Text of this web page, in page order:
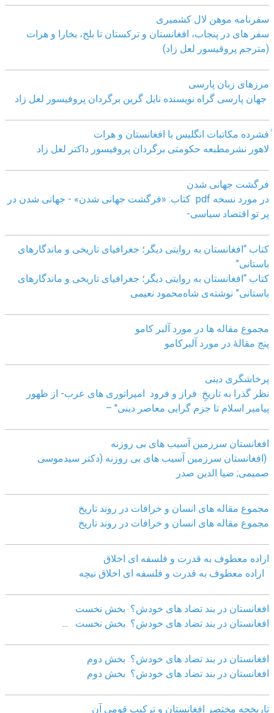
سفرنامه موهن لال کشمیری
سفر های در پنجاب، افغانستان و ترکستان تا بلخ، بخارا و هرات
(مترجم پروقیسور لعل زاد)
مرزهای زبان پارسی
جهان پارسی گراه نویسنده نایل گرین برگردان پروفیسور لعل زاد
ٰفشرده مکاتبات انگلیس با افغانستان و هرات
لاهور نشرمطبعه حکومتی برگردان پروفیسور داکتر لعل زاد
فرگشت جهانی شدن
در مورد نسخه pdf کتاب: «فرگشت جهانی شدن» - جهانی شدن در
پر تو اقتصاد سیاسی-
کتاب “افغانستان به روایتی دیگر؛ جغرافیای تاریخی و ماندگارهای
باستانی”
کتاب “افغانستان به روایتی دیگر؛ جغرافیای تاریخی و ماندگارهای
باستانی” نوشته‌ی شاه‌محمود نعیمی
مجموع مقاله ها در مورد آلبر کامو
پنج مقالهٔ در مورد آلبرکامو
پرخاشگری دینی
نظر گذرا به تاریخِ فراز و فرود امپراتوری های عرب- از ظهور
پیامبر اسلام تا جزم گرایی معاصر دینی" –
افغانستان سرزمین آسیب های بی روزنه
(افغانستان سرزمین آسیب های بی روزنه (دکتر سیدموسی
صمیمی; ضیا الدین صدر
مجموع مقاله های انسان و خرافات در روند تاریخ
مجموع مقاله های انسان و خرافات در روند تاریخ
اراده معطوف به قدرت و فلسفه ای اخلاق
اراده معطوف به قدرت و فلسفه ای اخلاق نیچه
افغانستان در بند تضاد های خودش؟ بخش نخست
افغانستان در بند تضاد های خودش؟ بخش نخست
افغانستان در بند تضاد های خودش؟ بخش دوم
افغانستان در بند تضاد های خودش؟ بخش دوم
تاریخچه مختصر افغانستان و ترکیب قومی آن